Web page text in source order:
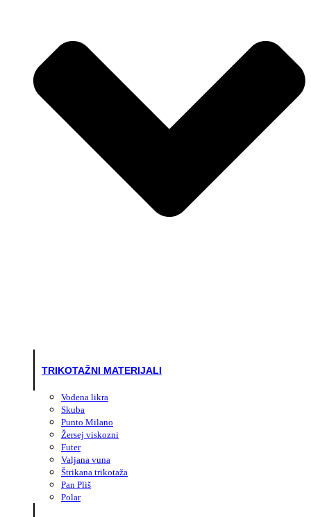
TRIKOTAŽNI MATERIJALI
Vodena likra
Skuba
Punto Milano
Žersej viskozni
Futer
Valjana vuna
Štrikana trikotaža
Pan Pliš
Polar